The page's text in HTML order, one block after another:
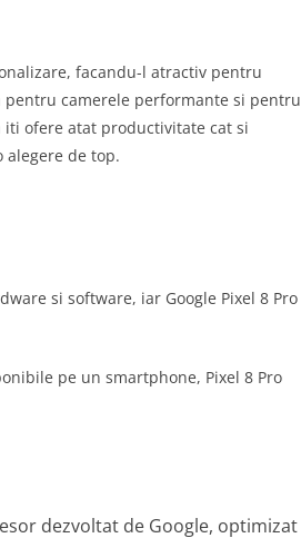
facandu-l atractiv pentru
pentru camerele performante si pentru
iti ofere atat productivitate cat si
alegere de top.
si software, iar Google Pixel 8 Pro
pe un smartphone, Pixel 8 Pro
dezvoltat de Google, optimizat